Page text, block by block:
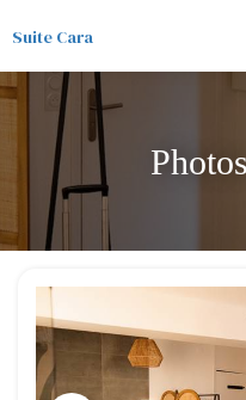
Suite Cara